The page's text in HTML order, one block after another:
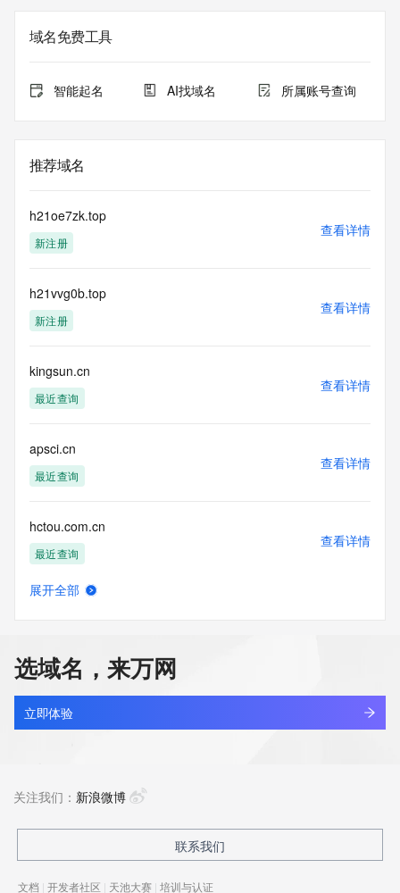
域名免费工具
智能起名 AI找域名 所属账号查询
推荐域名
h21oe7zk.top
新注册
查看详情
h21vvg0b.top
新注册
查看详情
kingsun.cn
最近查询
查看详情
apsci.cn
最近查询
查看详情
hctou.com.cn
最近查询
查看详情
huanzhit.cn
最近查询
查看详情
最近查询
展开全部
选域名，来万网
立即体验
关注我们： 新浪微博
联系我们
文档 | 开发者社区 | 天池大赛 | 培训与认证